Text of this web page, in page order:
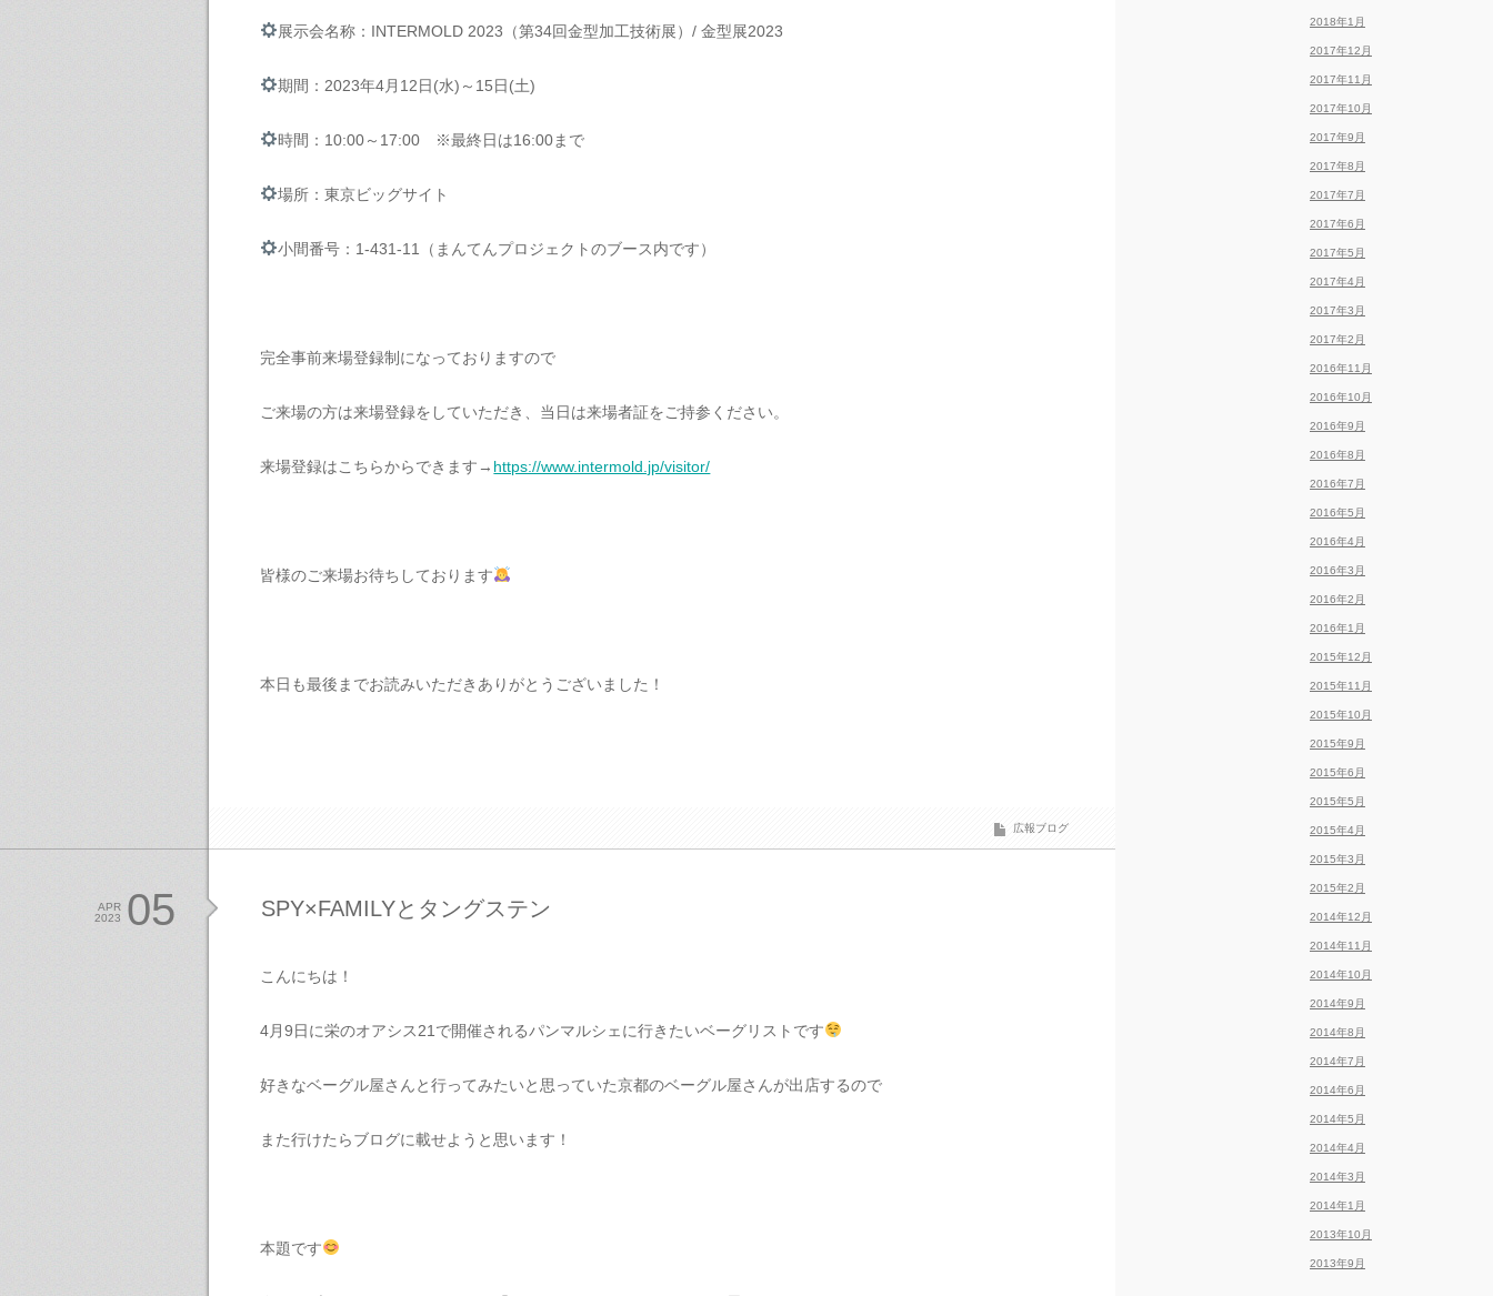
展示会名称：INTERMOLD 2023（第34回金型加工技術展）/ 金型展2023
期間：2023年4月12日(水)～15日(土)
時間：10:00～17:00 ※最終日は16:00まで
場所：東京ビッグサイト
小間番号：1-431-11（まんてんプロジェクトのブース内です）
完全事前来場登録制になっておりますので
ご来場の方は来場登録をしていただき、当日は来場者証をご持参ください。
来場登録はこちらからできます→ https://www.intermold.jp/visitor/
皆様のご来場お待ちしております
本日も最後までお読みいただきありがとうございました！
広報ブログ
SPY×FAMILYとタングステン
こんにちは！
4月9日に栄のオアシス21で開催されるパンマルシェに行きたいベーグリストです
好きなベーグル屋さんと行ってみたいと思っていた京都のベーグル屋さんが出店するので
また行けたらブログに載せようと思います！
本題です
05
APR
2023
2018年1月
2017年12月
2017年11月
2017年10月
2017年9月
2017年8月
2017年7月
2017年6月
2017年5月
2017年4月
2017年3月
2017年2月
2016年11月
2016年10月
2016年9月
2016年8月
2016年7月
2016年5月
2016年4月
2016年3月
2016年2月
2016年1月
2015年12月
2015年11月
2015年10月
2015年9月
2015年6月
2015年5月
2015年4月
2015年3月
2015年2月
2014年12月
2014年11月
2014年10月
2014年9月
2014年8月
2014年7月
2014年6月
2014年5月
2014年4月
2014年3月
2014年1月
2013年10月
2013年9月